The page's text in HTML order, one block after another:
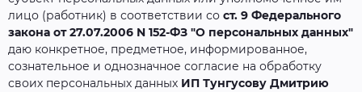
лицо (работник) в соответствии со ст. 9 Федерального
закона от 27.07.2006 N 152-ФЗ "О персональных данных"
даю конкретное, предметное, информированное,
сознательное и однозначное согласие на обработку
своих персональных данных ИП Тунгусову Дмитрию